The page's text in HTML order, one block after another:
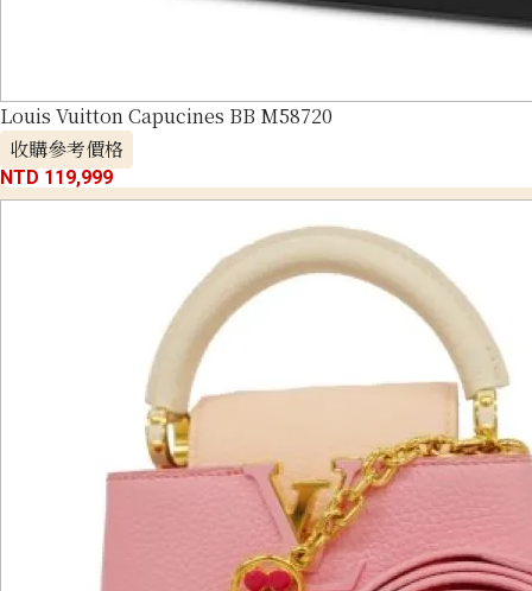
Louis Vuitton Capucines BB M58720
收購參考價格
NTD 119,999